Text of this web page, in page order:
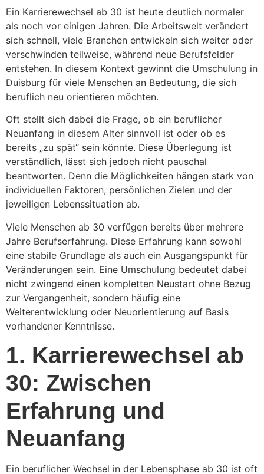
Ein Karrierewechsel ab 30 ist heute deutlich normaler
als noch vor einigen Jahren. Die Arbeitswelt verändert
sich schnell, viele Branchen entwickeln sich weiter oder
verschwinden teilweise, während neue Berufsfelder
entstehen. In diesem Kontext gewinnt die Umschulung in
Duisburg für viele Menschen an Bedeutung, die sich
beruflich neu orientieren möchten.
Oft stellt sich dabei die Frage, ob ein beruflicher
Neuanfang in diesem Alter sinnvoll ist oder ob es
bereits „zu spät“ sein könnte. Diese Überlegung ist
verständlich, lässt sich jedoch nicht pauschal
beantworten. Denn die Möglichkeiten hängen stark von
individuellen Faktoren, persönlichen Zielen und der
jeweiligen Lebenssituation ab.
Viele Menschen ab 30 verfügen bereits über mehrere
Jahre Berufserfahrung. Diese Erfahrung kann sowohl
eine stabile Grundlage als auch ein Ausgangspunkt für
Veränderungen sein. Eine Umschulung bedeutet dabei
nicht zwingend einen kompletten Neustart ohne Bezug
zur Vergangenheit, sondern häufig eine
Weiterentwicklung oder Neuorientierung auf Basis
vorhandener Kenntnisse.
1. Karrierewechsel ab
30: Zwischen
Erfahrung und
Neuanfang
Ein beruflicher Wechsel in der Lebensphase ab 30 ist oft